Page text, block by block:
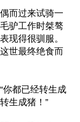
而过来试骑一
驴工作时桀骜
现得很驯服。
世最终绝食而
你都已经转生成
生成猪！”